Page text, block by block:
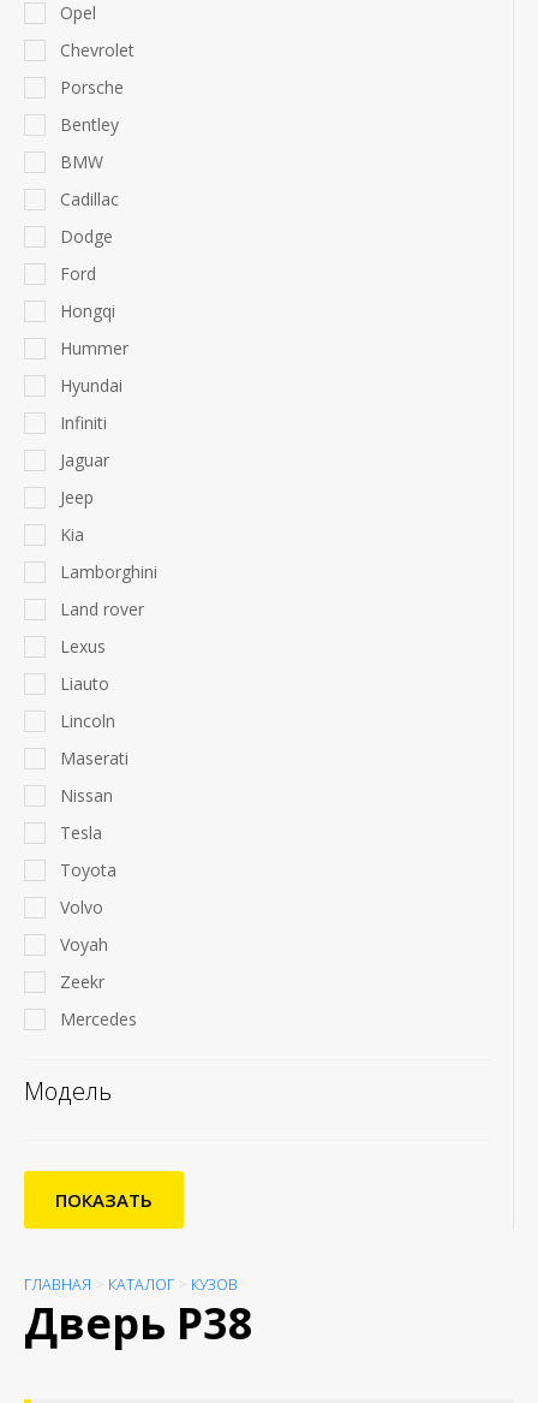
Opel
Chevrolet
Porsche
Bentley
BMW
Cadillac
Dodge
Ford
Hongqi
Hummer
Hyundai
Infiniti
Jaguar
Jeep
Kia
Lamborghini
Land rover
Lexus
Liauto
Lincoln
Maserati
Nissan
Tesla
Toyota
Volvo
Voyah
Zeekr
Mercedes
Модель
ПОКАЗАТЬ
ГЛАВНАЯ > КАТАЛОГ > КУЗОВ
Дверь P38